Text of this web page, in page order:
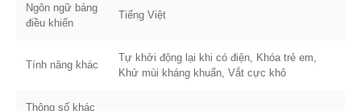
Ngôn ngữ bảng
điều khiển
Tiếng Việt
Tính năng khác
Tự khởi động lại khi có điện, Khóa trẻ em,
Khử mùi kháng khuẩn, Vắt cực khô
Thông số khác